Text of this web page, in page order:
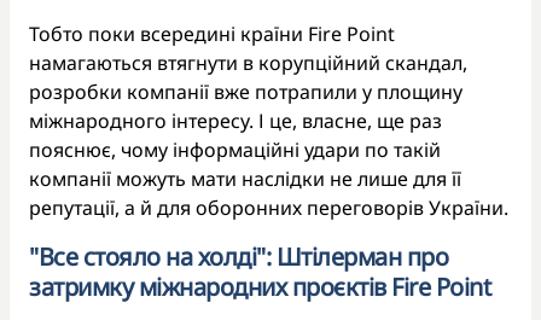
Тобто поки всередині країни Fire Point
намагаються втягнути в корупційний скандал,
розробки компанії вже потрапили у площину
міжнародного інтересу. І це, власне, ще раз
пояснює, чому інформаційні удари по такій
компанії можуть мати наслідки не лише для її
репутації, а й для оборонних переговорів України.
"Все стояло на холді": Штілерман про
затримку міжнародних проєктів Fire Point